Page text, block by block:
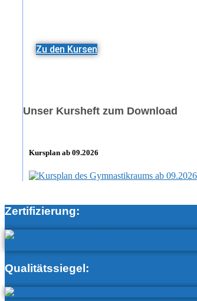
Zu den Kursen
Unser Kursheft zum Download
Kursplan ab 09.2026
Zertifizierung:
Qualitätssiegel: